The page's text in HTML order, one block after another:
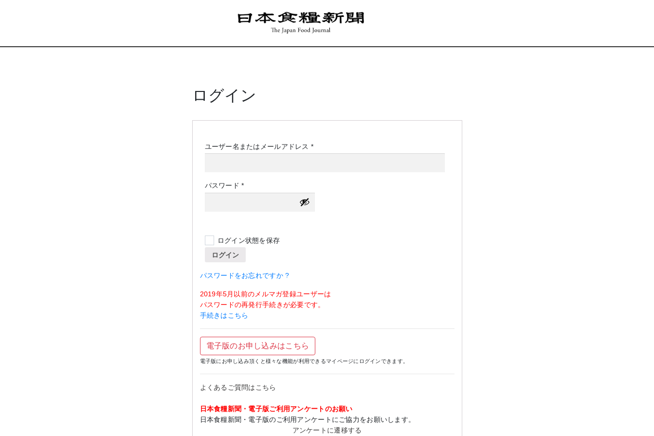
ログイン
ユーザー名またはメールアドレス *必
パスワード*必
須
ログイン状態を保存
ログイン
パスワードをお忘れですか ?
2019年5月以前のメルマガ登録ユーザーは
パスワードの再発行手続きが必要です。
手続きはこちら
電子版のお申し込みはこちら
電子版にお申し込み頂くと様々な機能が利用できるマイページにログインできます。
よくあるご質問はこちら
日本食糧新聞・電子版ご利用アンケートのお願い
日本食糧新聞・電子版のご利用アンケートにご協力をお願いします。
アンケートに遷移する